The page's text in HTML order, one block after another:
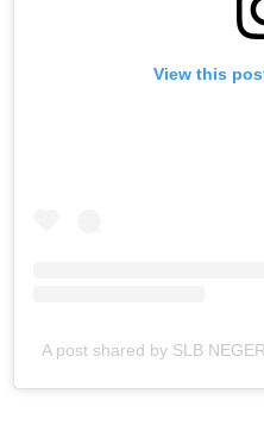
View this
A post shared by SLB